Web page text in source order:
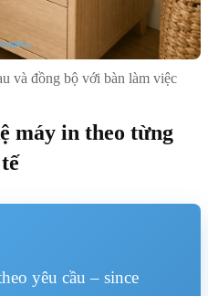
và đồng bộ với bàn làm việc
máy in theo từng
yêu cầu – since